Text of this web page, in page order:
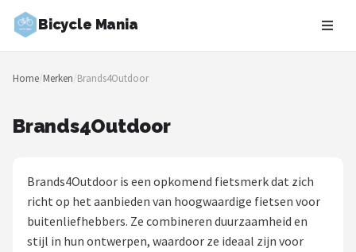
Bicycle Mania
Zoeken
NAVIGATIE
Blog
Fietsroutes
Home/Merken/Brands4Outdoor
Brands4Outdoor
Brands4Outdoor is een opkomend fietsmerk dat zich
richt op het aanbieden van hoogwaardige fietsen voor
buitenliefhebbers. Ze combineren duurzaamheid en
stijl in hun ontwerpen, waardoor ze ideaal zijn voor